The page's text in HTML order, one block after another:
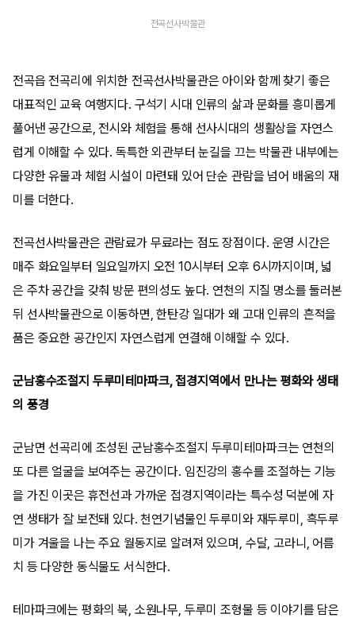
전곡선사박물관
전곡읍 전곡리에 위치한 전곡선사박물관은 아이와 함께 찾기 좋은
대표적인 교육 여행지다. 구석기 시대 인류의 삶과 문화를 흥미롭게
풀어낸 공간으로, 전시와 체험을 통해 선사시대의 생활상을 자연스
럽게 이해할 수 있다. 독특한 외관부터 눈길을 끄는 박물관 내부에는
다양한 유물과 체험 시설이 마련돼 있어 단순 관람을 넘어 배움의 재
미를 더한다.
전곡선사박물관은 관람료가 무료라는 점도 장점이다. 운영 시간은
매주 화요일부터 일요일까지 오전 10시부터 오후 6시까지이며, 넓
은 주차 공간을 갖춰 방문 편의성도 높다. 연천의 지질 명소를 둘러본
뒤 선사박물관으로 이동하면, 한탄강 일대가 왜 고대 인류의 흔적을
품은 중요한 공간인지 자연스럽게 연결해 이해할 수 있다.
군남홍수조절지 두루미테마파크, 접경지역에서 만나는 평화와 생태
의 풍경
군남면 선곡리에 조성된 군남홍수조절지 두루미테마파크는 연천의
또 다른 얼굴을 보여주는 공간이다. 임진강의 홍수를 조절하는 기능
을 가진 이곳은 휴전선과 가까운 접경지역이라는 특수성 덕분에 자
연 생태가 잘 보전돼 있다. 천연기념물인 두루미와 재두루미, 흑두루
미가 겨울을 나는 주요 월동지로 알려져 있으며, 수달, 고라니, 어름
치 등 다양한 동식물도 서식한다.
테마파크에는 평화의 북, 소원나무, 두루미 조형물 등 이야기를 담은